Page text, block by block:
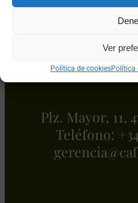
Ver
Política de cookiesPolítica
Plz. Mayor, 11,
Teléfono: